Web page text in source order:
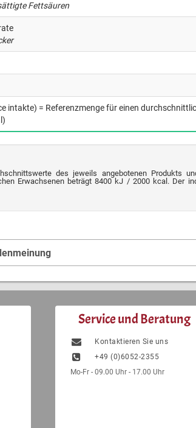
Fettsäuren
intakte) = Referenzmenge für einen
des jeweils angebotenen Produkts
Erwachsenen beträgt 8400 kJ / 2000 kcal. Der
Service und Beratung
Kontaktieren Sie uns
+49 (0)6052-2355
Mo-Fr - 09.00 Uhr - 17.00 Uhr